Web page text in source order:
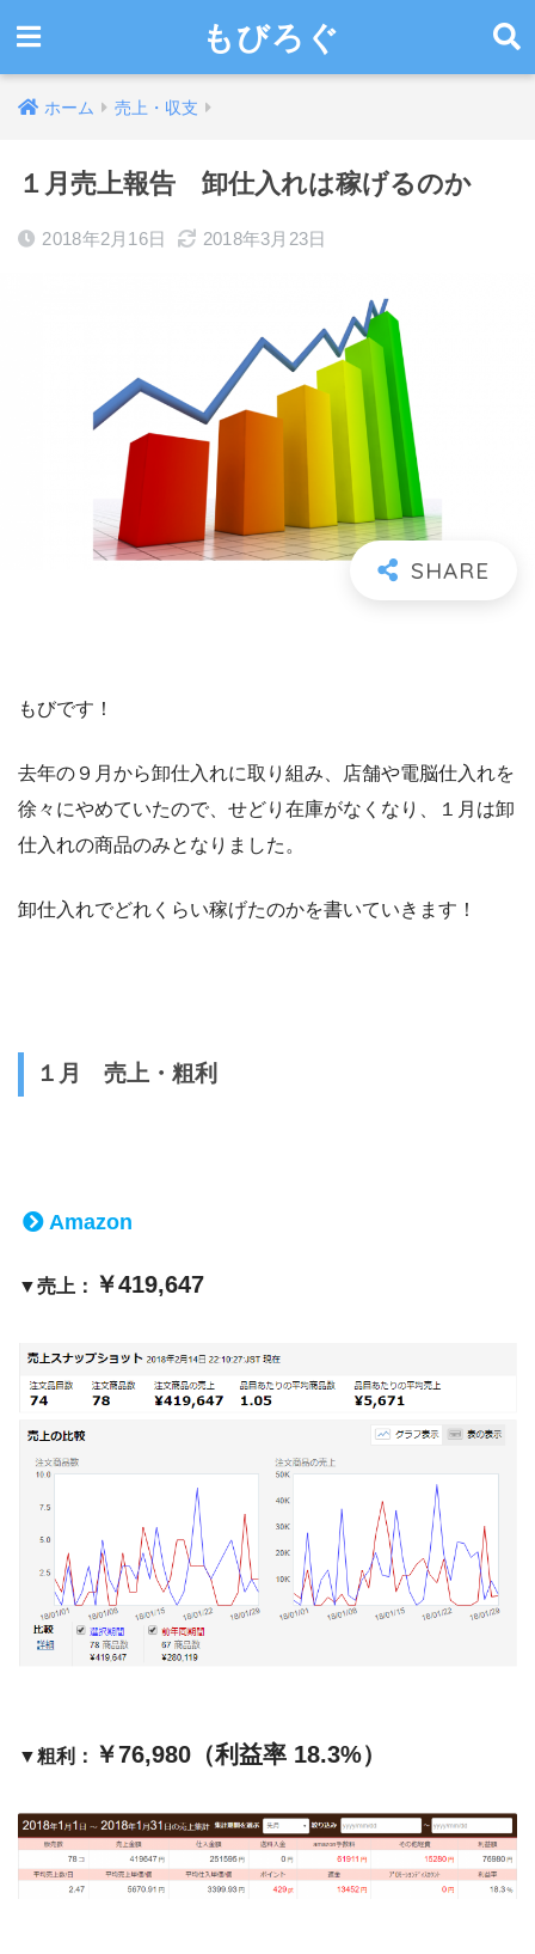
もびろぐ
ホーム 売上・収支
１月売上報告 卸仕入れは稼げるのか
2018年2月16日 2018年3月23日
もびです！
去年の９月から卸仕入れに取り組み、店舗や電脳仕入れを
徐々にやめていたので、せどり在庫がなくなり、１月は卸
仕入れの商品のみとなりました。
卸仕入れでどれくらい稼げたのかを書いていきます！
１月 売上・粗利
Amazon
▼売上： ￥419,647
▼粗利： ￥76,980（利益率 18.3%）